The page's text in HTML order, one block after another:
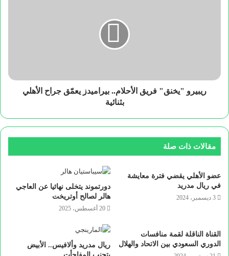
ريبيرو "يخنق" فريق الأحلام.. بيراميدز يعمّق جراح الأهلي
بثنائية
مقالات ذات صلة
عضو الأهلي يقضي فترة معايشة
في ريال مدريد
3 ديسمبر، 2024
دورتموند يتخلى نهائيا عن العاجي
هالر لصالح أوتريخت
20 أغسطس، 2025
القناة الناقلة لقمة منافسات
الدوري السعودي بين الاتحاد والهلال
ريال مدريد وألافيس.. الأبيض